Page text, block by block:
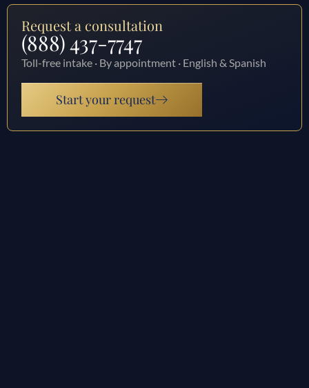
Request a consultation
(888) 437-7747
Toll-free intake · By appointment · English & Spanish
Start your request